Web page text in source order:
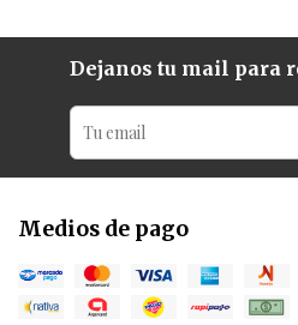
Dejanos tu mail para
Medios de pago